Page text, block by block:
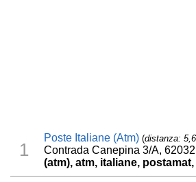
1
Poste Italiane (Atm) (distanza:
Contrada Canepina 3/A,
(atm), atm, italiane,